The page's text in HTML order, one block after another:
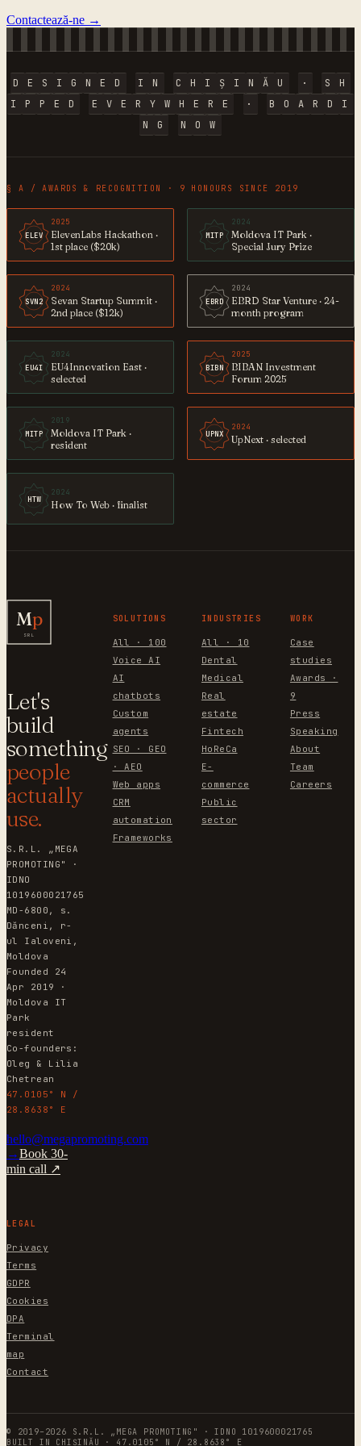
Contactează-ne →
D E S I G N E D I N C H I Ș I N Ă U · S
H
I
P P E D E V E R Y W H E R E · B O A R D
I
N
G N O W
§ A / AWARDS & RECOGNITION · 9 HONOURS SINCE 2019
ELEV
2025
ElevenLabs Hackathon ·
1st place ($20k)
MITP
2024
Moldova IT Park ·
Special Jury Prize
SVN2
2024
Sevan Startup Summit ·
2nd place ($12k)
EBRD
2024
EBRD Star Venture · 24-
month program
EU4I
2024
EU4Innovation East ·
selected
BIBN
2025
BIBAN Investment
Forum 2025
MITP
2019
Moldova IT Park ·
resident
UPNX
2024
UpNext · selected
HTW
2024
How To Web · finalist
Mp
SRL
Let's
build
something
people
actually
use.
S.R.L. „MEGA
PROMOTING" ·
IDNO
1019600021765
MD-6800, s.
Dănceni, r-
ul Ialoveni,
Moldova
Founded 24
Apr 2019 ·
Moldova IT
Park
resident
Co-founders:
Oleg & Lilia
Chetrean
47.0105° N /
28.8638° E
hello@megapromoting.com
→Book 30-
min call ↗
SOLUTIONS
All · 100
Voice AI
AI
chatbots
Custom
agents
SEO · GEO
· AEO
Web apps
CRM
automation
Frameworks
INDUSTRIES
All · 10
Dental
Medical
Real
estate
Fintech
HoReCa
E-
commerce
Public
sector
WORK
Case
studies
Awards ·
9
Press
Speaking
About
Team
Careers
LEGAL
Privacy
Terms
GDPR
Cookies
DPA
Terminal
map
Contact
© 2019–2026 S.R.L. „MEGA PROMOTING" · IDNO 1019600021765
BUILT IN CHIȘINĂU · 47.0105° N / 28.8638° E